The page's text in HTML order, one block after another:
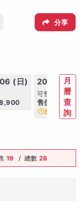
分享
(日) 2026/09/
可售名額: 14
售價: NT$
搶手日期
月
曆
查
詢
19 / 總數 28